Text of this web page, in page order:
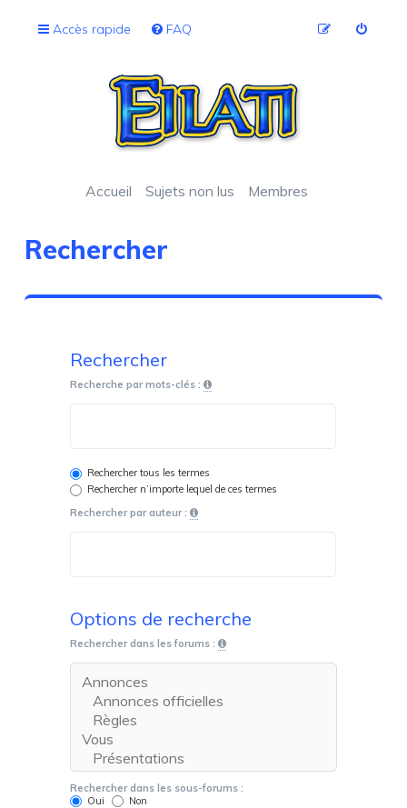
Accès rapide FAQ
Accueil Sujets non lus Membres
Rechercher
Rechercher
Recherche par mots-clés :
Rechercher tous les termes
Rechercher n’importe lequel de ces termes
Rechercher par auteur :
Options de recherche
Rechercher dans les forums :
Rechercher dans les sous-forums :
Oui
Non